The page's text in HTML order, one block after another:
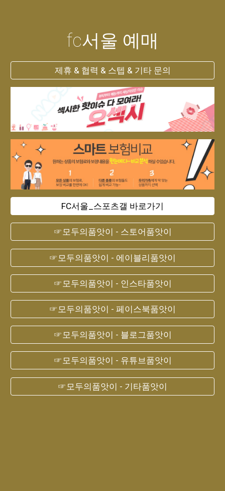
fc서울 예매
제휴 & 협력 & 스텝 & 기타 문의
FC서울_스포츠갤 바로가기
☞모두의품앗이 - 스토어품앗이
☞모두의품앗이 - 에이블리품앗이
☞모두의품앗이 - 인스타품앗이
☞모두의품앗이 - 페이스북품앗이
☞모두의품앗이 - 블로그품앗이
☞모두의품앗이 - 유튜브품앗이
☞모두의품앗이 - 기타품앗이